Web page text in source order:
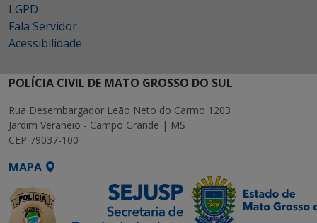
LGPD
Fala Servidor
Acessibilidade
POLÍCIA CIVIL DE MATO GROSSO DO SUL
Rua Desembargador Leão Neto do Carmo 1203
Jardim Veraneio - Campo Grande | MS
CEP 79037-100
MAPA